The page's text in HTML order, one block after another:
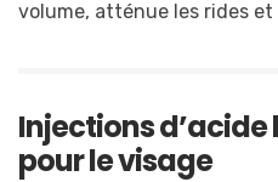
volume, atténue les rides
Injections
pour le visage